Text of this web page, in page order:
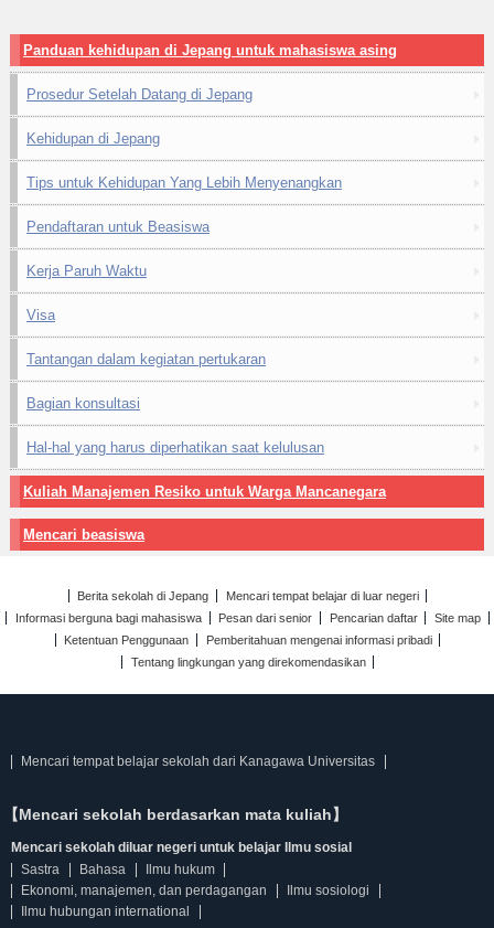
Panduan kehidupan di Jepang untuk mahasiswa asing
Prosedur Setelah Datang di Jepang
Kehidupan di Jepang
Tips untuk Kehidupan Yang Lebih Menyenangkan
Pendaftaran untuk Beasiswa
Kerja Paruh Waktu
Visa
Tantangan dalam kegiatan pertukaran
Bagian konsultasi
Hal-hal yang harus diperhatikan saat kelulusan
Kuliah Manajemen Resiko untuk Warga Mancanegara
Mencari beasiswa
Berita sekolah di Jepang
Mencari tempat belajar di luar negeri
Informasi berguna bagi mahasiswa
Pesan dari senior Pencarian daftar
Site map
Ketentuan Penggunaan
Pemberitahuan mengenai informasi pribadi
Tentang lingkungan yang direkomendasikan
Mencari tempat belajar sekolah dari Kanagawa Universitas
【Mencari sekolah berdasarkan mata kuliah】
Mencari sekolah diluar negeri untuk belajar Ilmu sosial
Sastra
Bahasa
Ilmu hukum
Ekonomi, manajemen, dan perdagangan
Ilmu sosiologi
Ilmu hubungan international